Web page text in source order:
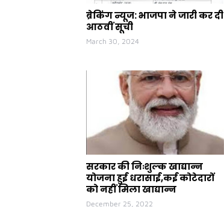
ब्रेकिंग न्यूज: भाजपा ने जारी कर दी
आठवीं सूची
March 30, 2024
सरकार की निःशुल्क खाद्यान्न
योजना हुई धरासाई,कई कोटेदारों
को नहीं मिला खाद्यान्न
December 25, 2022